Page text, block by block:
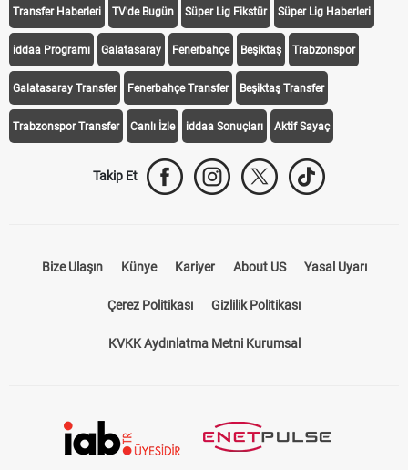
Transfer Haberleri TV'de Bugün Süper Lig Fikstür Süper Lig Haberleri
iddaa Programı Galatasaray Fenerbahçe Beşiktaş Trabzonspor
Galatasaray Transfer Fenerbahçe Transfer Beşiktaş Transfer
Trabzonspor Transfer Canlı İzle iddaa Sonuçları Aktif Sayaç
Takip Et
Bize Ulaşın Künye Kariyer About US Yasal Uyarı
Çerez Politikası Gizlilik Politikası
KVKK Aydınlatma Metni Kurumsal